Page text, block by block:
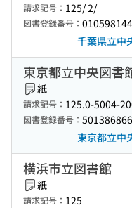
請求記号： 125/ 2/
図書登録番号：
千葉県立中
東京都立中央図書
紙
請求記号： 125.0-5004-
図書登録番号：
東京都立中
横浜市立図書館
紙
請求記号： 125